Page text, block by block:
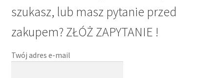
szukasz, lub masz pytanie przed
zakupem? ZŁÓŻ ZAPYTANIE !
Twój adres e-mail